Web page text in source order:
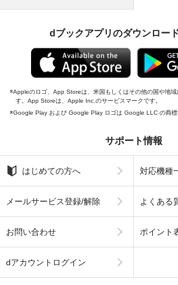
dブックアプリのダウンロー
Appleのロゴ、App Storeは、米国もしくはその他の国や地
す。App Storeは、Apple Inc.のサービスマークです。
Google Play および Google Play ロゴは Google LLC の商標
サポート情報
はじめての方へ 対応機種
メールサービス登録/解除 よくある
お問い合わせ ポイント
dアカウントログイン